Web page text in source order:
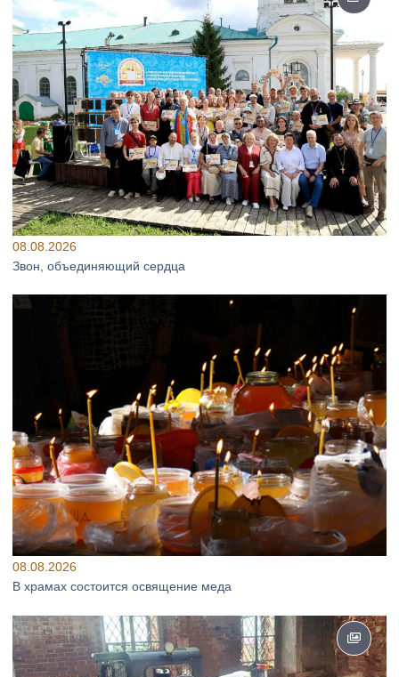
08.08.2026
Звон, объединяющий сердца
08.08.2026
В храмах состоится освящение меда